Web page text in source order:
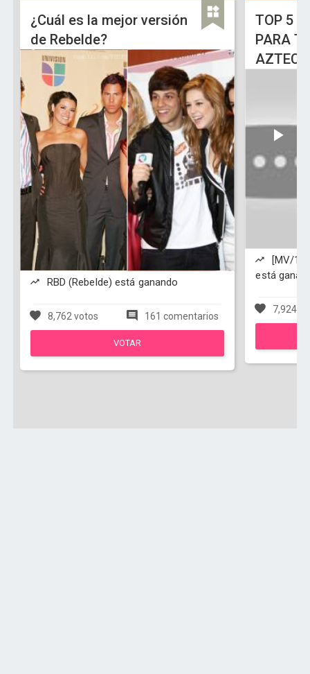
¿Cuál es la mejor versión
de Rebelde?
RBD (Rebelde) está ganando
8,762 votos 161 comentarios
VOTAR
TOP 5
PARA
AZTECA
[MV/
está
7,924